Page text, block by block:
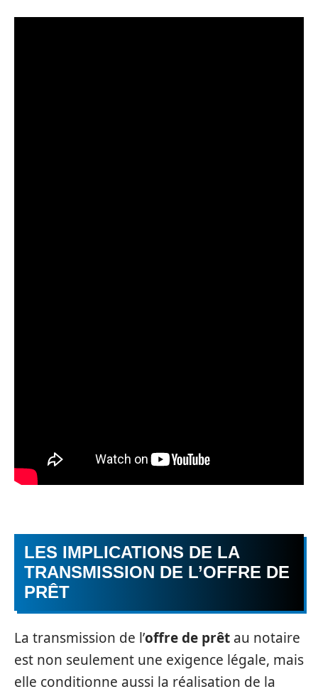
LES IMPLICATIONS DE LA
TRANSMISSION DE L’OFFRE DE
PRÊT
La transmission de l’offre de prêt au notaire
est non seulement une exigence légale, mais
elle conditionne aussi la réalisation de la